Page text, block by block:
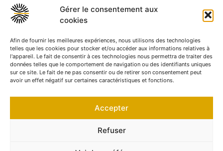
Gérer le consentement aux
cookies
Afin de fournir les meilleures expériences, nous utilisons des technologies
telles que les cookies pour stocker et/ou accéder aux informations relatives à
l'appareil. Le fait de consentir à ces technologies nous permettra de traiter des
données telles que le comportement de navigation ou des identifiants uniques
sur ce site. Le fait de ne pas consentir ou de retirer son consentement peut
avoir un effet négatif sur certaines caractéristiques et fonctions.
Accepter
Refuser
confidentialité
KAFOLAB
ÉDITION
CONTACT
93000
BOBIGNY
06
76
46
08
60
77
03